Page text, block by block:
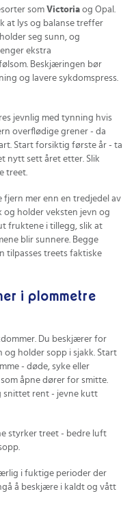
som Victoria og Opal.
at lys og balanse treffer
seg sunn, og
ekstra
Beskjæringen bør
og lavere sykdomspress.
jevnlig med tynning hvis
overflødige grener - da
Start forsiktig første år - ta
nytt sett året etter. Slik
treet.
fjern mer enn en tredjedel av
og holder veksten jevn og
fruktene i tillegg, slik at
blir sunnere. Begge
tilpasses treets faktiske
i plommetre
Du beskjærer for
holder sopp i sjakk. Start
- døde, syke eller
åpne dører for smitte.
snittet rent - jevne kutt
styrker treet - bedre luft
i fuktige perioder der
å beskjære i kaldt og vått